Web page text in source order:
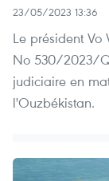
23/05/2023 13:36
Le président
No 530/2023/
judiciaire en
l'Ouzbékistan.